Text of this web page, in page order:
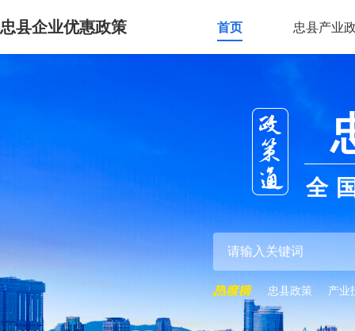
忠县企业优惠政策 首页 忠县产业
全
忠县政策 产业